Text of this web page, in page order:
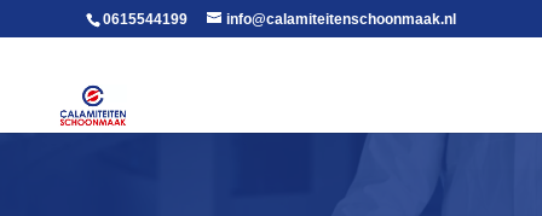
voor in de body0615544199 info@calamiteitenschoonmaak.nl